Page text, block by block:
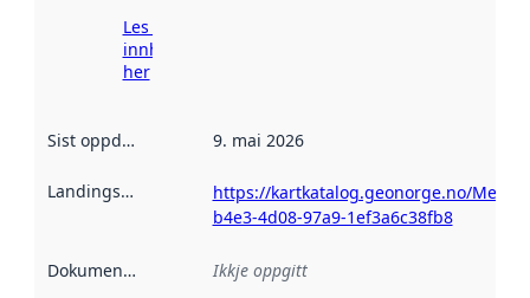
Les meir om
innhenting
her
Sist oppdatert 9. mai 2026
Landingsside
https://kartkatalog.geonorge.no/
b4e3-4d08-97a9-1ef3a6c38fb8
Dokumentasjon Ikkje oppgitt